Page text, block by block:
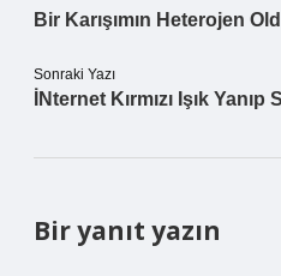
Bir Karışımın Heterojen
Sonraki Yazı
İNternet Kırmızı Işık
Bir yanıt yazın